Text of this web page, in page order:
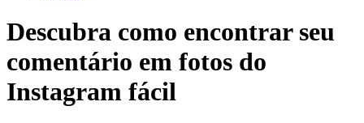
Descubra como encontrar seu
comentário em fotos do
Instagram fácil